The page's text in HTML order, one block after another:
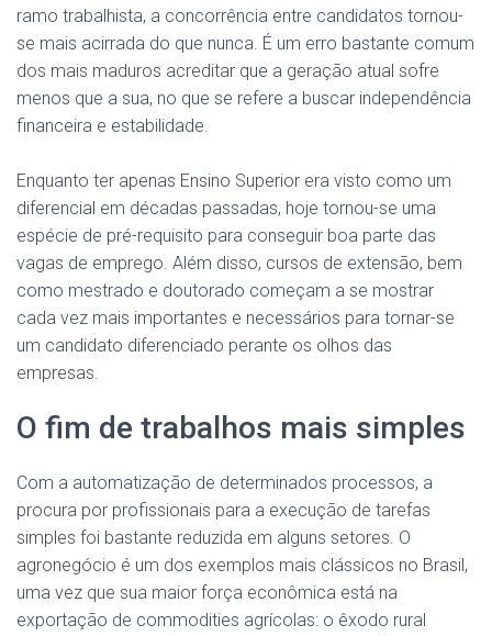
ramo trabalhista, a concorrência entre candidatos tornou-
se mais acirrada do que nunca. É um erro bastante comum
dos mais maduros acreditar que a geração atual sofre
menos que a sua, no que se refere a buscar independência
financeira e estabilidade.
Enquanto ter apenas Ensino Superior era visto como um
diferencial em décadas passadas, hoje tornou-se uma
espécie de pré-requisito para conseguir boa parte das
vagas de emprego. Além disso, cursos de extensão, bem
como mestrado e doutorado começam a se mostrar
cada vez mais importantes e necessários para tornar-se
um candidato diferenciado perante os olhos das
empresas.
O fim de trabalhos mais simples
Com a automatização de determinados processos, a
procura por profissionais para a execução de tarefas
simples foi bastante reduzida em alguns setores. O
agronegócio é um dos exemplos mais clássicos no Brasil,
uma vez que sua maior força econômica está na
exportação de commodities agrícolas: o êxodo rural